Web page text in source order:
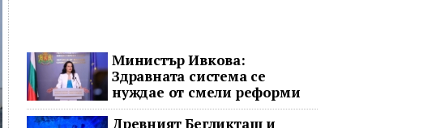
Министър Ивкова:
Здравната система се
нуждае от смели реформи
Древният Бегликташ и